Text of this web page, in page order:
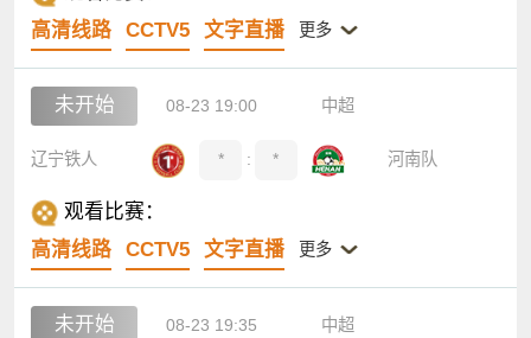
高清线路
CCTV5 文字直播 更多
未开始 08-23 19:00 中超
辽宁铁人 * : * 河南队
观看比赛：
高清线路
CCTV5 文字直播 更多
未开始 08-23 19:35 中超